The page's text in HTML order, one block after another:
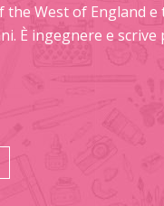
West of England
È ingegnere e scrive